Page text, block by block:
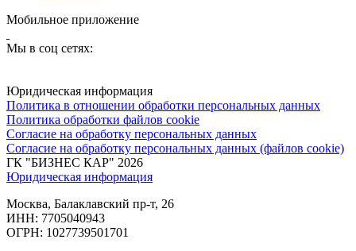
Мобильное приложение
Мы в соц сетях:
Юридическая информация
Политика в отношении обработки персональных данных
Политика обработки файлов cookie
Согласие на обработку персональных данных
Согласие на обработку персональных данных (файлов cookie)
ГК "БИЗНЕС КАР" 2026
Юридическая информация
Москва, Балаклавский пр-т, 26
ИНН: 7705040943
ОГРН: 1027739501701